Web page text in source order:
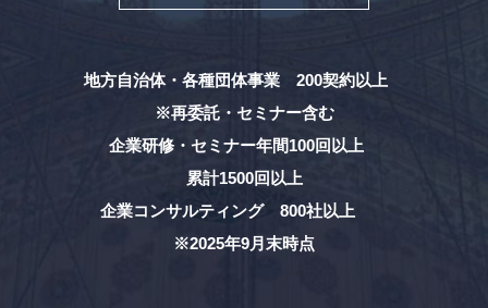
地方自治体・各種団体事業 200契約以上
※再委託・セミナー含む
企業研修・セミナー年間100回以上
累計1500回以上
企業コンサルティング 800社以上
※2025年9月末時点